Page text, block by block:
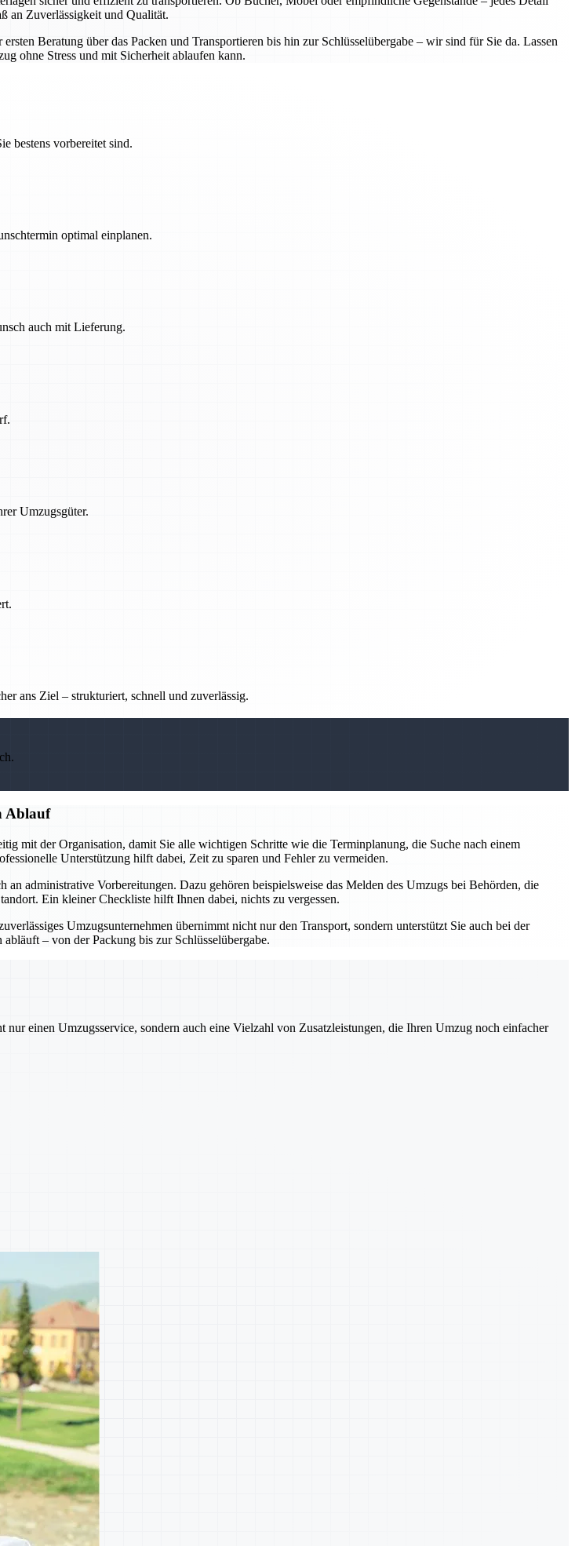
an Zuverlässigkeit und Qualität.
Beratung über das Packen und Transportieren bis hin zur Schlüsselübergabe – wir sind für Sie da. Lassen
ohne Stress und mit Sicherheit ablaufen kann.
bestens vorbereitet sind.
optimal einplanen.
auch mit Lieferung.
Umzugsgüter.
ans Ziel – strukturiert, schnell und zuverlässig.
Ablauf
mit der Organisation, damit Sie alle wichtigen Schritte wie die Terminplanung, die Suche nach einem
Unterstützung hilft dabei, Zeit zu sparen und Fehler zu vermeiden.
administrative Vorbereitungen. Dazu gehören beispielsweise das Melden des Umzugs bei Behörden, die
Ein kleiner Checkliste hilft Ihnen dabei, nichts zu vergessen.
Umzugsunternehmen übernimmt nicht nur den Transport, sondern unterstützt Sie auch bei der
– von der Packung bis zur Schlüsselübergabe.
einen Umzugsservice, sondern auch eine Vielzahl von Zusatzleistungen, die Ihren Umzug noch einfacher